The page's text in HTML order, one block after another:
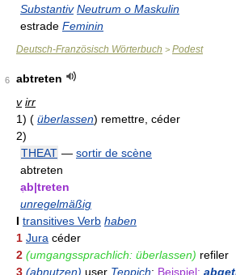
Substantiv Neutrum o Maskulin
estrade Feminin
Deutsch-Französisch Wörterbuch > Podest
6
abtreten
v irr
1) ( überlassen) remettre, céder
2)
THEAT — sortir de scène
abtreten
ab|treten
unregelmäßig
I transitives Verb haben
1 Jura céder
2 (umgangssprachlich: überlassen) refiler
3 (abnutzen) user Teppich; Beispiel: